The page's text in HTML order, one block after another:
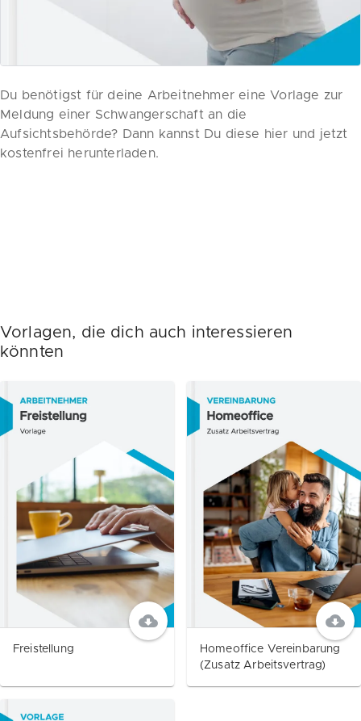
Du benötigst für deine Arbeitnehmer eine Vorlage zur
Meldung einer Schwangerschaft an die
Aufsichtsbehörde? Dann kannst Du diese hier und jetzt
kostenfrei herunterladen.
Vorlagen, die dich auch interessieren
könnten
Freistellung
Homeoffice Vereinbarung
(Zusatz Arbeitsvertrag)